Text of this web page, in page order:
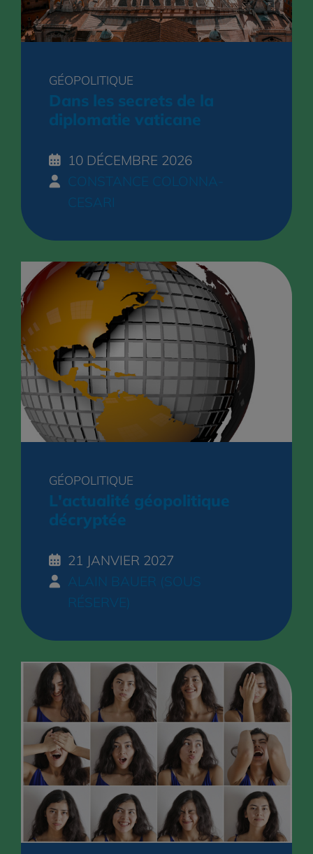
GÉOPOLITIQUE
Dans les secrets de la
diplomatie vaticane
10 DÉCEMBRE 2026
CONSTANCE COLONNA-
CESARI
GÉOPOLITIQUE
L'actualité géopolitique
décryptée
21 JANVIER 2027
ALAIN BAUER (SOUS
RÉSERVE)